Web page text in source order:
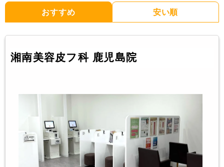
おすすめ 安い順
湘南美容皮フ科 鹿児島院